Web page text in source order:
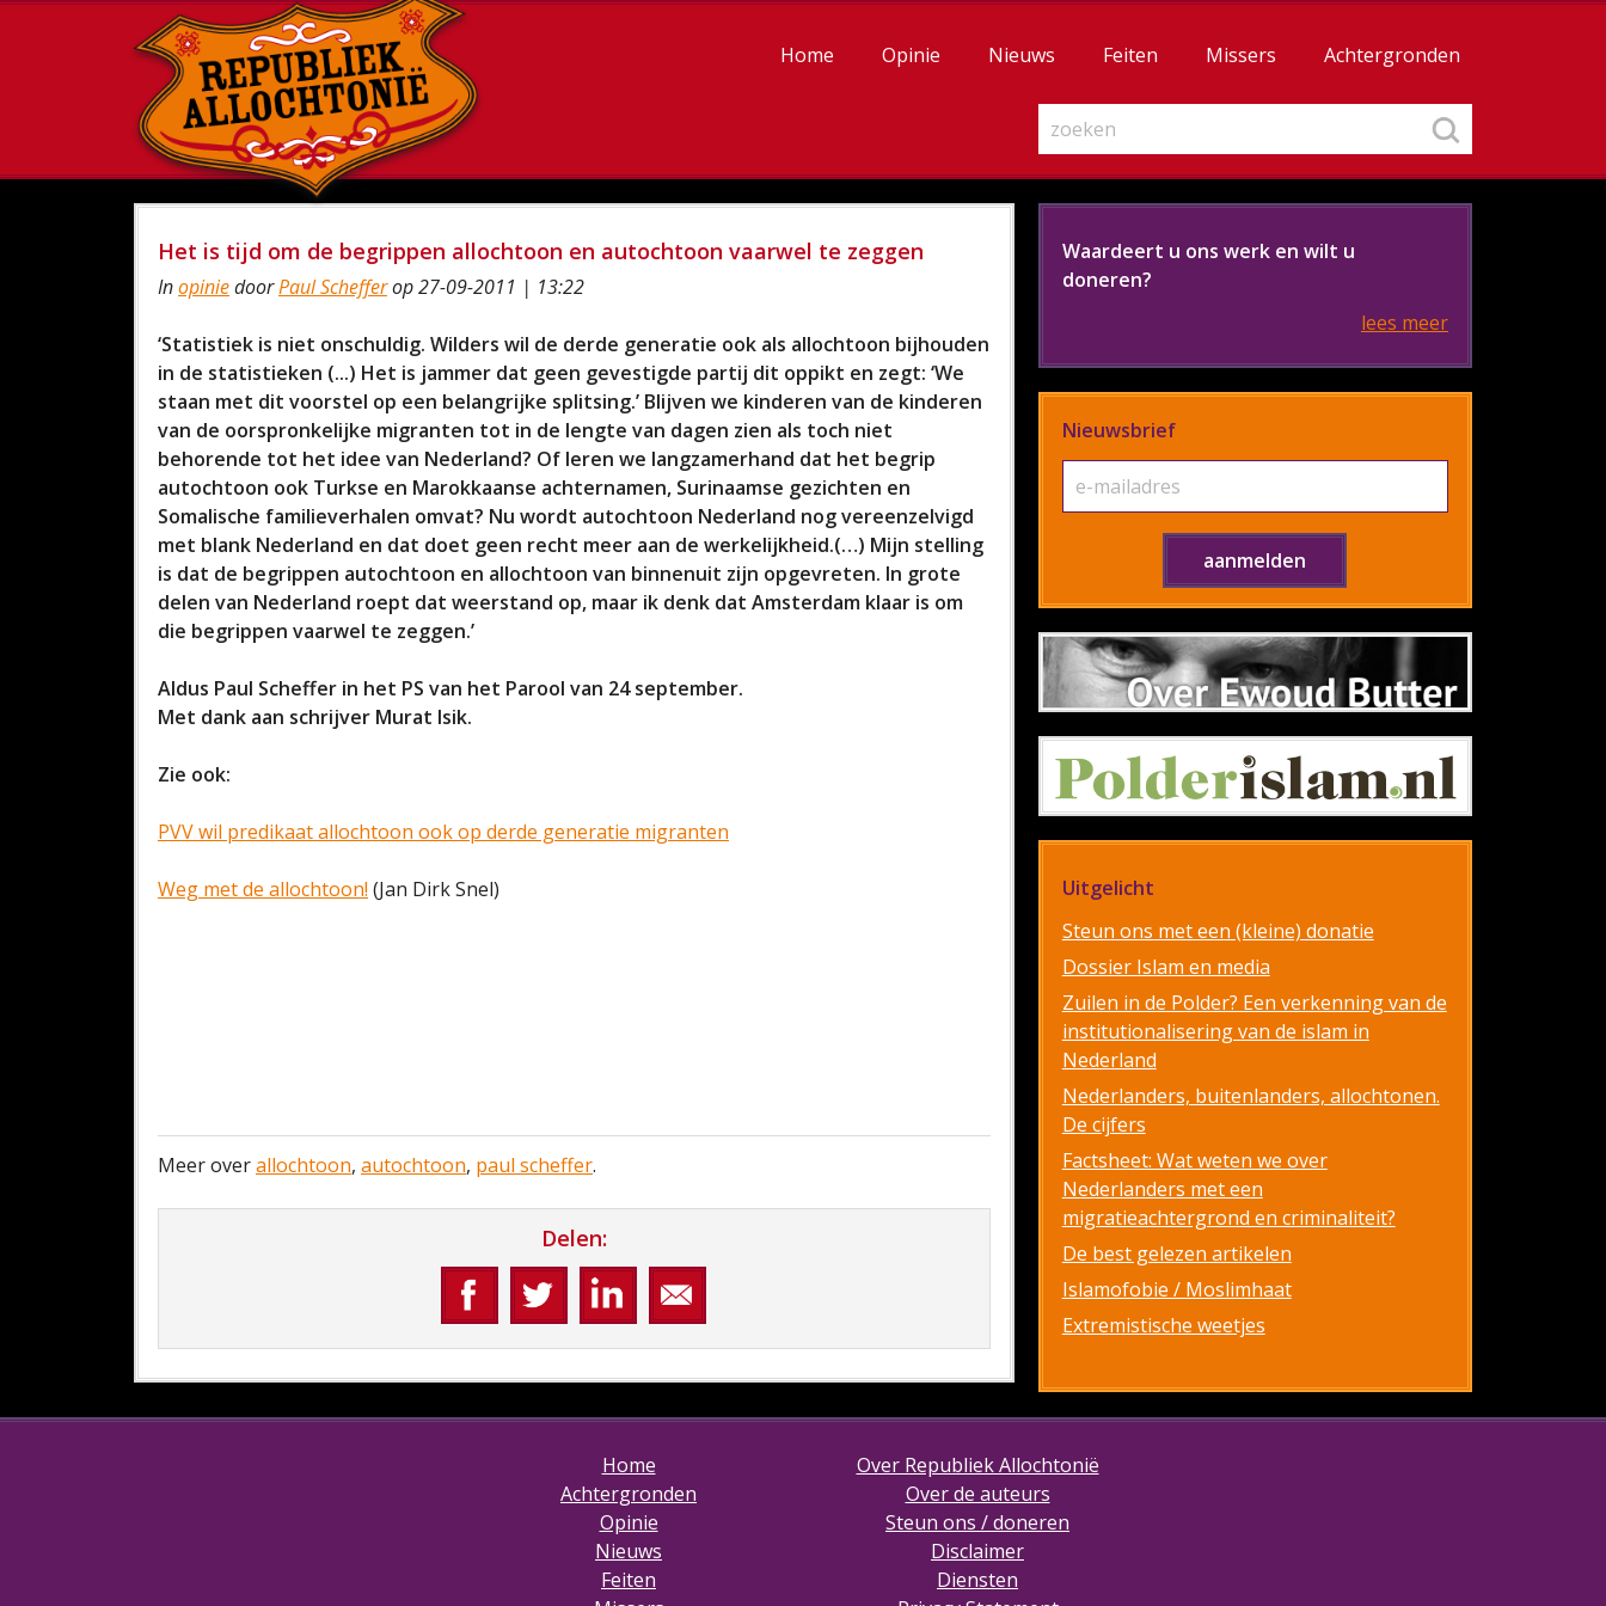
Home Opinie Nieuws Feiten Missers Achtergronden
Het is tijd om de begrippen allochtoon en autochtoon vaarwel te zeggen
InopiniedoorPaul Schefferop 27-09-2011 | 13:22
‘Statistiek is niet onschuldig. Wilders wil de derde generatie ook als allochtoon bijhouden
in de statistieken (...) Het is jammer dat geen gevestigde partij dit oppikt en zegt: ‘We
staan met dit voorstel op een belangrijke splitsing.’ Blijven we kinderen van de kinderen
van de oorspronkelijke migranten tot in de lengte van dagen zien als toch niet
behorende tot het idee van Nederland? Of leren we langzamerhand dat het begrip
autochtoon ook Turkse en Marokkaanse achternamen, Surinaamse gezichten en
Somalische familieverhalen omvat? Nu wordt autochtoon Nederland nog vereenzelvigd
met blank Nederland en dat doet geen recht meer aan de werkelijkheid.(…) Mijn stelling
is dat de begrippen autochtoon en allochtoon van binnenuit zijn opgevreten. In grote
delen van Nederland roept dat weerstand op, maar ik denk dat Amsterdam klaar is om
die begrippen vaarwel te zeggen.’
Aldus Paul Scheffer in het PS van het Parool van 24 september.
Met dank aan schrijver Murat Isik.
Zie ook:
PVV wil predikaat allochtoon ook op derde generatie migranten
Weg met de allochtoon! (Jan Dirk Snel)
Meer overallochtoon, autochtoon, paul scheffer.
Delen:
Waardeert u ons werk en wilt u
doneren?
lees meer
Nieuwsbrief
Uitgelicht
Steun ons met een (kleine) donatie
Dossier Islam en media
Zuilen in de Polder? Een verkenning van de
institutionalisering van de islam in
Nederland
Nederlanders, buitenlanders, allochtonen.
De cijfers
Factsheet: Wat weten we over
Nederlanders met een
migratieachtergrond en criminaliteit?
De best gelezen artikelen
Islamofobie / Moslimhaat
Extremistische weetjes
Home
Achtergronden
Opinie
Nieuws
Feiten
Over Republiek Allochtonië
Over de auteurs
Steun ons / doneren
Disclaimer
Diensten